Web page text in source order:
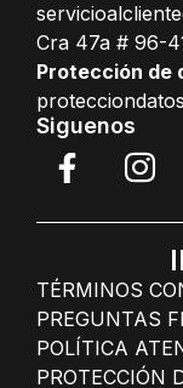
Cra 47a # 96-
Protección de
Siguenos
TÉRMINOS
PREGUNTAS
POLÍTICA
PROTECCIÓN